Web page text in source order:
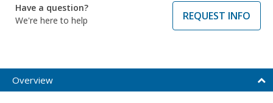
Have a question?
We're here to help
REQUEST INFO
Overview